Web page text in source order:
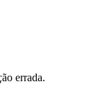
errada.